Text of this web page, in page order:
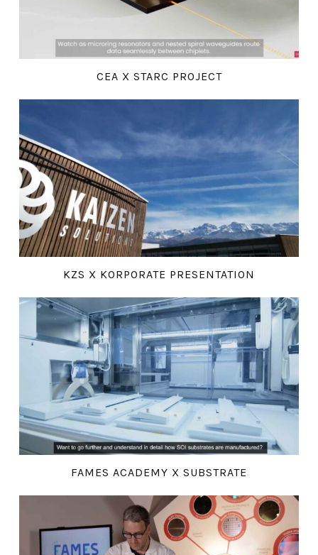
CEA X STARC PROJECT
KZS X KORPORATE PRESENTATION
FAMES ACADEMY X SUBSTRATE